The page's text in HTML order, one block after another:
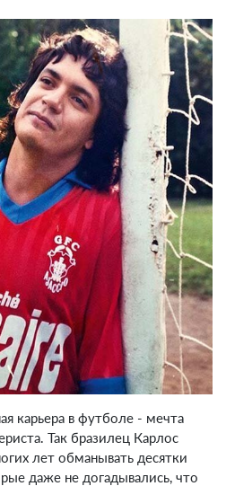
карьера в футболе - мечта
Так бразилец Карлос
лет обманывать десятки
даже не догадывались, что